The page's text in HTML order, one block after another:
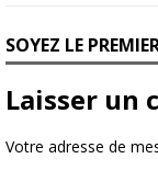
SOYEZ LE
Laisser un
Votre adresse de